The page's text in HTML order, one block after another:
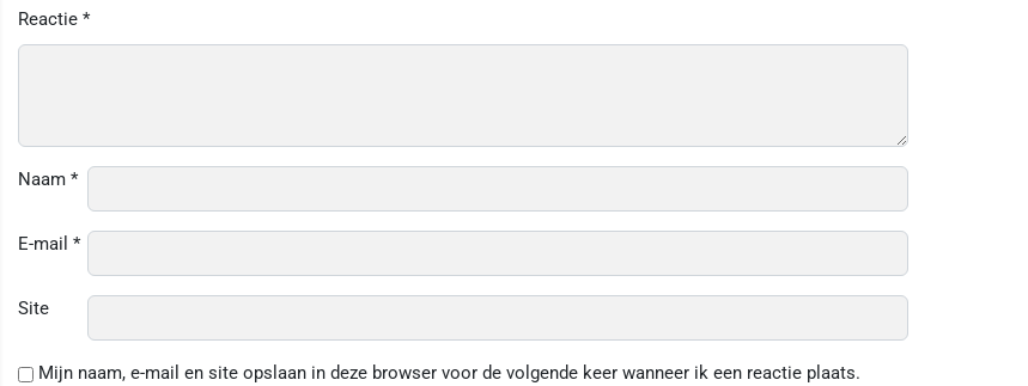
Reactie *
Naam *
E-mail *
Site
Mijn naam, e-mail en site opslaan in deze browser voor de volgende keer wanneer ik een reactie plaats.